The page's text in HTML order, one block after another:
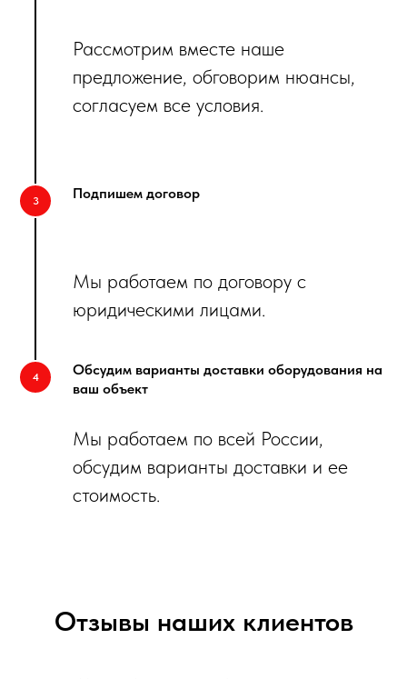
Рассмотрим вместе наше
предложение, обговорим нюансы,
согласуем все условия.
Подпишем договор
Мы работаем по договору с
юридическими лицами.
Обсудим варианты доставки оборудования на
ваш объект
Мы работаем по всей России,
обсудим варианты доставки и ее
стоимость.
Отзывы наших клиентов